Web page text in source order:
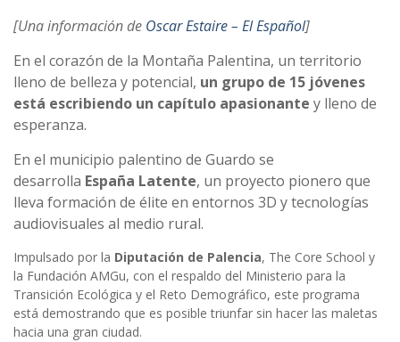
[Una información de Oscar Estaire – El Español]
En el corazón de la Montaña Palentina, un territorio
lleno de belleza y potencial, un grupo de 15 jóvenes
está escribiendo un capítulo apasionante y lleno de
esperanza.
En el municipio palentino de Guardo se
desarrolla España Latente, un proyecto pionero que
lleva formación de élite en entornos 3D y tecnologías
audiovisuales al medio rural.
Impulsado por la Diputación de Palencia, The Core School y
la Fundación AMGu, con el respaldo del Ministerio para la
Transición Ecológica y el Reto Demográfico, este programa
está demostrando que es posible triunfar sin hacer las maletas
hacia una gran ciudad.